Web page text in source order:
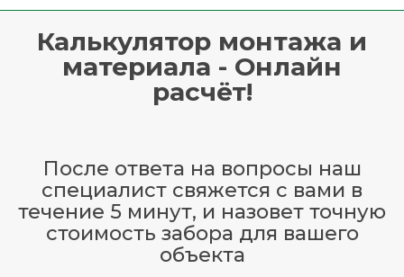
Калькулятор монтажа и
материала - Онлайн
расчёт!
После ответа на вопросы наш
специалист свяжется с вами в
течение 5 минут, и назовет точную
стоимость забора для вашего
объекта